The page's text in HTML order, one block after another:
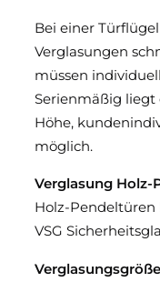
Bei einer
Verglasungen
müssen
Serienmäßig liegt
Höhe,
möglich.
Verglasung Holz-
Holz-
VSG